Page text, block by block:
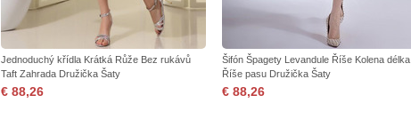
Jednoduchý křídla Krátká Růže Bez rukávů
Taft Zahrada Družička Šaty
€ 88,26
Šifón Špagety Levandule Říše Kolena délka
Říše pasu Družička Šaty
€ 88,26